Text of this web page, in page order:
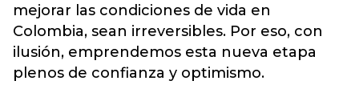
mejorar las condiciones de vida en
Colombia, sean irreversibles. Por eso, con
ilusión, emprendemos esta nueva etapa
plenos de confianza y optimismo.